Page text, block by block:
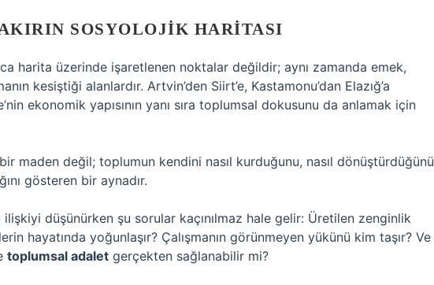
SOSYOLOJIK HARITASI
harita üzerinde işaretlenen noktalar değildir; aynı zamanda emek,
kesiştiği alanlardır. Artvin’den Siirt’e, Kastamonu’dan Elazığ’a
ekonomik yapısının yanı sıra toplumsal dokusunu da anlamak için
maden değil; toplumun kendini nasıl kurduğunu, nasıl dönüştürdüğünü
gösteren bir aynadır.
düşünürken şu sorular kaçınılmaz hale gelir: Üretilen zenginlik
hayatında yoğunlaşır? Çalışmanın görünmeyen yükünü kim taşır? Ve
toplumsal adalet gerçekten sağlanabilir mi?